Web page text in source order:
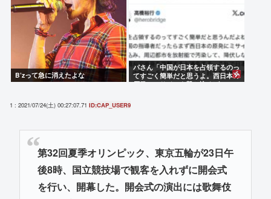
B’zって急に消えたよな
パさん「中国が日本を占領するのっ
てすごく簡単だと思うよ。西日本の
原発にミサイルを撃ち込めばいい」
1 : 2021/07/24(土) 00:27:07.71 ID:CAP_USER9
第32回夏季オリンピック、東京五輪が23日午
後8時、国立競技場で観客を入れずに開会式
を行い、開幕した。開会式の演出には歌舞伎